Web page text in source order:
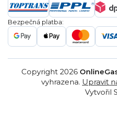
Gastro projekty
Značky
Gastro velkoobchod
Bezpečná platba:
Vytvořil
Copyright 2026
vyhrazena. Upravit